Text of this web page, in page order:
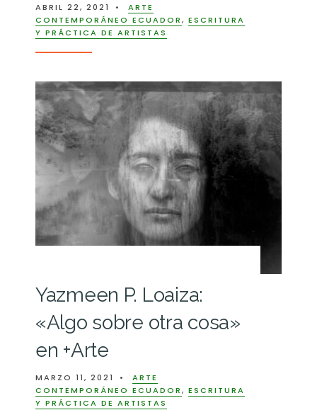
ABRIL 22, 2021 •
ARTE
CONTEMPORÁNEO ECUADOR, ESCRITURA
Y PRÁCTICA DE ARTISTAS
Yazmeen P. Loaiza:
«Algo sobre otra cosa»
en +Arte
MARZO 11, 2021 •
ARTE
CONTEMPORÁNEO ECUADOR, ESCRITURA
Y PRÁCTICA DE ARTISTAS